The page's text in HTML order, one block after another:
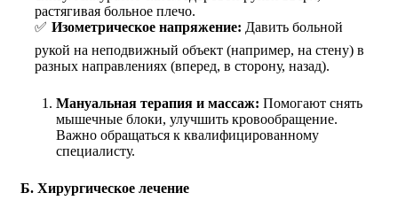
растягивая больное плечо.
Изометрическое напряжение: Давить больной
рукой на неподвижный объект (например, на стену) в
разных направлениях (вперед, в сторону, назад).
Мануальная терапия и массаж: Помогают снять
мышечные блоки, улучшить кровообращение.
Важно обращаться к квалифицированному
специалисту.
Б. Хирургическое лечение